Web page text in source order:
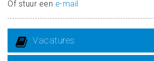
Of stuur een e-mail
Vacatures